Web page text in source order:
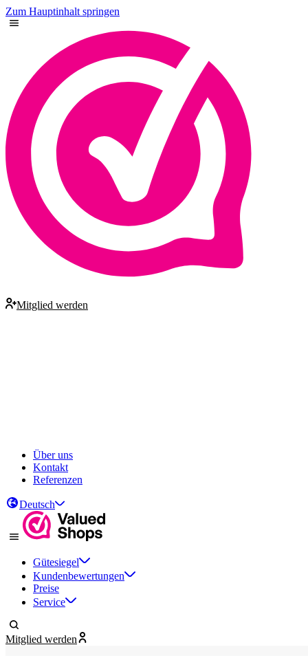
Zum Hauptinhalt springen
Mitglied werden
Über uns
Kontakt
Referenzen
Deutsch
Gütesiegel
Kundenbewertungen
Preise
Service
Mitglied werden